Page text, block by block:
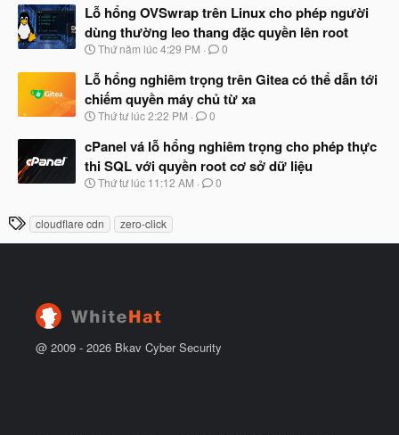
đ
ầ
u
à
y
b
ắ
đ
ầ
u
Lỗ hổng OVSwrap trên Linux cho phép người
dùng thường leo thang đặc quyền lên root
N
à
b
ắ
đ
ầ
u
Thứ năm lúc 4:29 PM 0
Lỗ hổng nghiêm trọng trên Gitea có thể dẫn tới
chiếm quyền máy chủ từ xa
N
à
b
ắ
đ
ầ
u
Thứ tư lúc 2:22 PM 0
cPanel vá lỗ hổng nghiêm trọng cho phép thực
thi SQL với quyền root cơ sở dữ liệu
N
y
u
Thứ tư lúc 11:12 AM 0
T
h
cloudflare cdn zero-click
@ 2009 - 2026 Bkav Cyber Security